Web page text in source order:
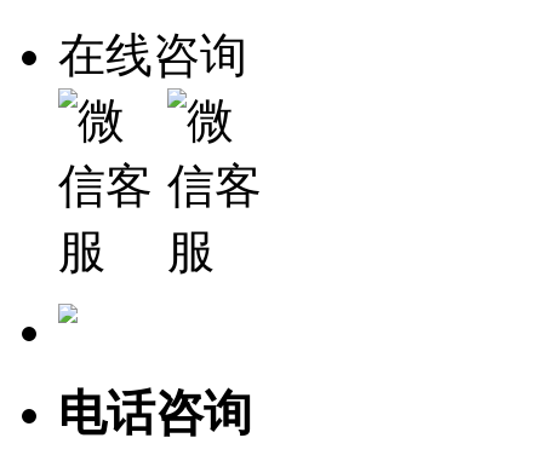
在线咨询
电话咨询